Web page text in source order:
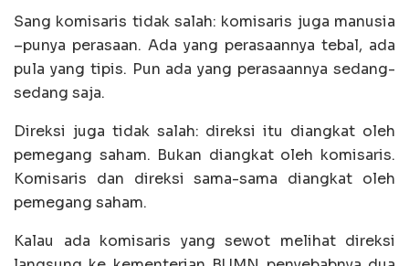
Sang komisaris tidak salah: komisaris juga manusia
–punya perasaan. Ada yang perasaannya tebal, ada
pula yang tipis. Pun ada yang perasaannya sedang-
sedang saja.
Direksi juga tidak salah: direksi itu diangkat oleh
pemegang saham. Bukan diangkat oleh komisaris.
Komisaris dan direksi sama-sama diangkat oleh
pemegang saham.
Kalau ada komisaris yang sewot melihat direksi